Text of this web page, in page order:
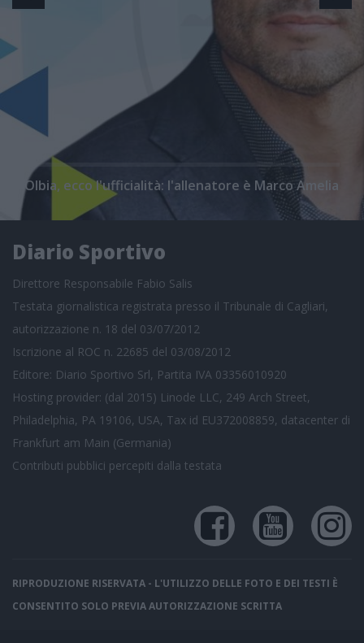
Olbia, ecco l'ufficialità: l'allenatore è Marco Amelia
Diario Sportivo
Direttore Responsabile Fabio Salis
Testata giornalistica registrata presso il Tribunale di Cagliari,
autorizzazione n. 18 del 03/07/2012
Iscrizione al ROC n. 22685 del 03/08/2012
Editore: Diario Sportivo Srl, Partita IVA 03356010920
Hosting provider: (dal 2015) Linode LLC, 249 Arch Street,
Philadelphia, PA 19106, USA, Tax id EU372008859, datacenter di
Frankfurt am Main (Germania)
Contributi pubblici percepiti dalla testata
RIPRODUZIONE RISERVATA - L'UTILIZZO DELLE FOTO E DEI TESTI È
CONSENTITO SOLO PREVIA AUTORIZZAZIONE SCRITTA